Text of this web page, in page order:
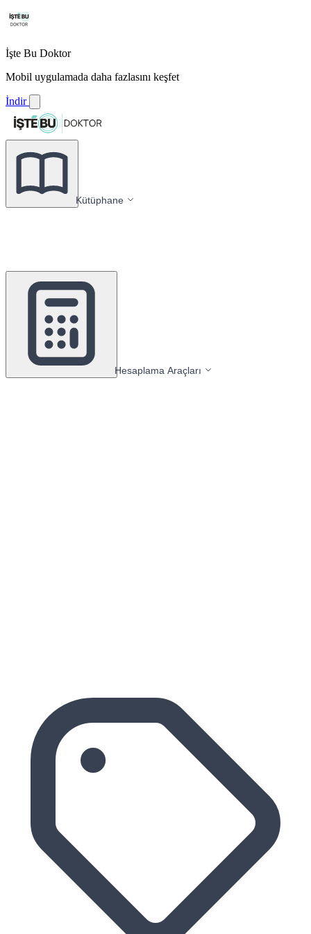
İşte Bu Doktor
Mobil uygulamada daha fazlasını keşfet
İndir
Kütüphane
Hesaplama Araçları